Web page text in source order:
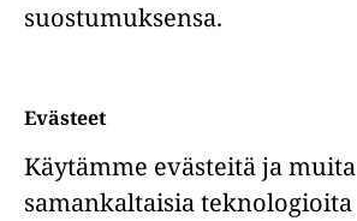
suostumuksensa.
Evästeet
Käytämme evästeitä ja muita
samankaltaisia teknologioita